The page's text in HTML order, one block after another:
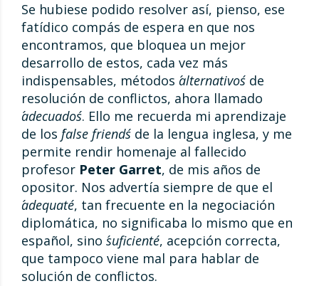
Se hubiese podido resolver así, pienso, ese
fatídico compás de espera en que nos
encontramos, que bloquea un mejor
desarrollo de estos, cada vez más
indispensables, métodos ´alternativos´ de
resolución de conflictos, ahora llamado
´adecuados´. Ello me recuerda mi aprendizaje
de los ´false friends´ de la lengua inglesa, y me
permite rendir homenaje al fallecido
profesor Peter Garret, de mis años de
opositor. Nos advertía siempre de que el
´adequate´, tan frecuente en la negociación
diplomática, no significaba lo mismo que en
español, sino ´suficiente´, acepción correcta,
que tampoco viene mal para hablar de
solución de conflictos.